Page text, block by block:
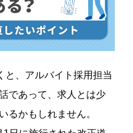
と、アルバイト採用担当
であって、求人とは少
るかもしれません。